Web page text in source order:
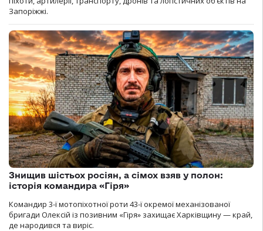
Запоріжжі.
Знищив шістьох росіян, а сімох взяв у полон:
історія командира «Гіря»
Командир 3-ї мотопіхотної роти 43-ї окремої механізованої
бригади Олексій із позивним «Гіря» захищає Харківщину — край,
де народився та виріс.